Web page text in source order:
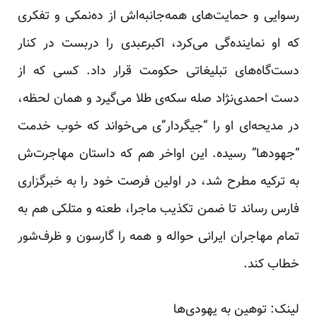
رسوایی و حمایت‌های همه‌جانبه‌اش از ده‌نمکی و تفکری
که او نماینده‌گی می‌کرد، اکبرعبدی را دربست در کنار
دست‌گاه‌های تبلیغاتی حکومت قرار داد. کسی که از
دست احمدی‌نژاد صله سکه‌ی طلا می‌گیرد و همان لحظه،
در مدیحه‌ای او را “جیگردار”ی می‌خواند که خوب خدمت
“جهودها” رسیده. این اواخر هم که داستان مهاجرت‌ش
به ترکیه مطرح شد، در اولین فرصت خود را به خبرگزاری
فارس رساند تا ضمن تکذیب ماجرا، طعنه و متلکی هم به
تمام مهاجران ایرانی حواله و همه را گارسون و ظرف‌شور
خطاب کند.
لینک: توهین به یهودی‌ها